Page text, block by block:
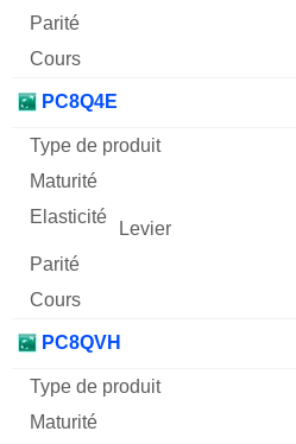
PC8Q4E
PC8QVH